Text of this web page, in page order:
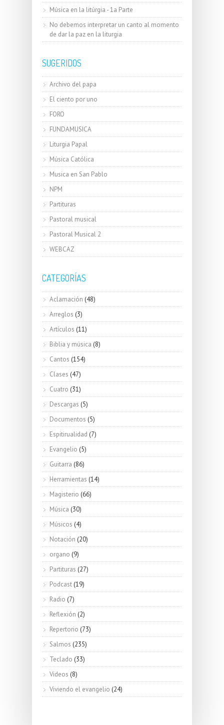
Música en la litúrgia - 1a Parte
No debemos interpretar un canto al momento
de dar la paz en la liturgia
SUGERIDOS
Archivo del papa
El ciento por uno
FORO
FUNDAMUSICA
Liturgia Papal
Música Católica
Musica en San Pablo
NPM
Partituras
Pastoral musical
Pastoral Musical 2
WEBCAZ
CATEGORÍAS
Aclamación (48)
Arreglos (3)
Artículos (11)
Biblia y música (8)
Cantos (154)
Clases (47)
Cuatro (31)
Descargas (5)
Documentos (5)
Espitirualidad (7)
Evangelio (5)
Guitarra (86)
Herramientas (14)
Magisterio (66)
Música (30)
Músicos (4)
Notación (20)
organo (9)
Partituras (27)
Podcast (19)
Radio (7)
Reflexión (2)
Repertorio (73)
Salmos (235)
Teclado (33)
Videos (8)
Viviendo el evangelio (24)